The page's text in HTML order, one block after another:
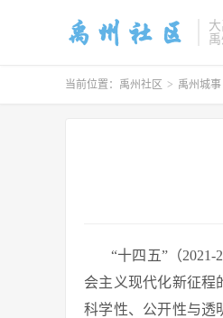
当前位置： 禹州社区 > 禹州城事
“十四五”（
会主义现代化新征程
科学性、公开性与透